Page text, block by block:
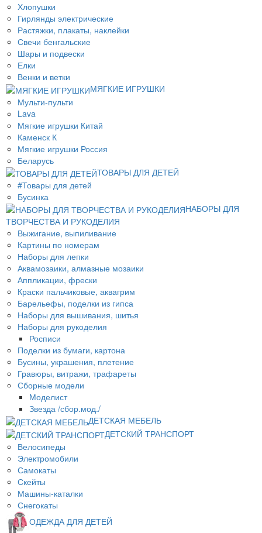
Хлопушки
Гирлянды электрические
Растяжки, плакаты, наклейки
Свечи бенгальские
Шары и подвески
Елки
Венки и ветки
МЯГКИЕ ИГРУШКИ
Мульти-пульти
Lava
Мягкие игрушки Китай
Каменск К
Мягкие игрушки Россия
Беларусь
ТОВАРЫ ДЛЯ ДЕТЕЙ
#Товары для детей
Бусинка
НАБОРЫ ДЛЯ
ТВОРЧЕСТВА И РУКОДЕЛИЯ
Выжигание, выпиливание
Картины по номерам
Наборы для лепки
Аквамозаики, алмазные мозаики
Аппликации, фрески
Краски пальчиковые, аквагрим
Барельефы, поделки из гипса
Наборы для вышивания, шитья
Наборы для рукоделия
Росписи
Поделки из бумаги, картона
Бусины, украшения, плетение
Гравюры, витражи, трафареты
Сборные модели
Моделист
Звезда /сбор.мод./
ДЕТСКАЯ МЕБЕЛЬ
ДЕТСКИЙ ТРАНСПОРТ
Велосипеды
Электромобили
Самокаты
Скейты
Машины-каталки
Снегокаты
ОДЕЖДА ДЛЯ ДЕТЕЙ